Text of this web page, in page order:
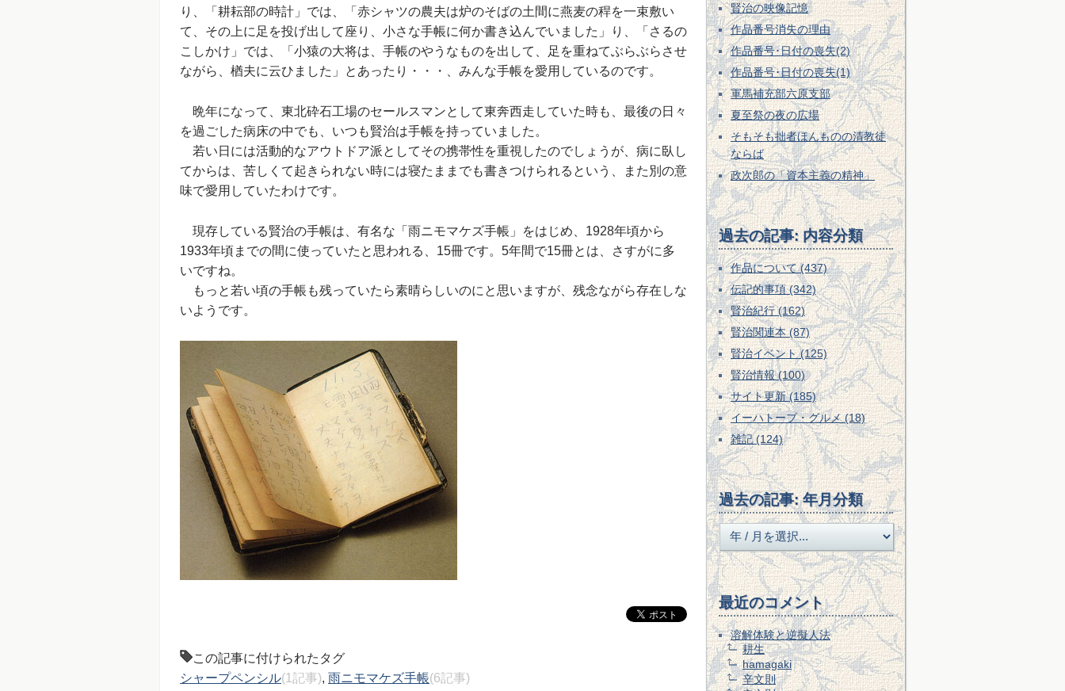
り、「耕耘部の時計」では、「赤シャツの農夫は炉のそばの土間に燕麦の稈を一束敷い
て、その上に足を投げ出して座り、小さな手帳に何か書き込んでいました」り、「さるの
こしかけ」では、「小猿の大将は、手帳のやうなものを出して、足を重ねてぶらぶらさせ
ながら、楢夫に云ひました」とあったり・・・、みんな手帳を愛用しているのです。
晩年になって、東北砕石工場のセールスマンとして東奔西走していた時も、最後の日々
を過ごした病床の中でも、いつも賢治は手帳を持っていました。
若い日には活動的なアウトドア派としてその携帯性を重視したのでしょうが、病に臥し
てからは、苦しくて起きられない時には寝たままでも書きつけられるという、また別の意
味で愛用していたわけです。
現存している賢治の手帳は、有名な「雨ニモマケズ手帳」をはじめ、1928年頃から
1933年頃までの間に使っていたと思われる、15冊です。5年間で15冊とは、さすがに多
いですね。
もっと若い頃の手帳も残っていたら素晴らしいのにと思いますが、残念ながら存在しな
いようです。
この記事に付けられたタグ
シャープペンシル(1記事), 雨ニモマケズ手帳(6記事)
賢治の映像記憶
作品番号消失の理由
作品番号･日付の喪失(2)
作品番号･日付の喪失(1)
軍馬補充部六原支部
夏至祭の夜の広場
そもそも拙者ほんものの清教徒
ならば
政次郎の「資本主義の精神」
過去の記事: 内容分類
作品について (437)
伝記的事項 (342)
賢治紀行 (162)
賢治関連本 (87)
賢治イベント (125)
賢治情報 (100)
サイト更新 (185)
イーハトーブ・グルメ (18)
雑記 (124)
過去の記事: 年月分類
最近のコメント
溶解体験と逆擬人法
耕生
hamagaki
辛文則